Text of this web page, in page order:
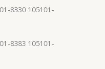
8330 105101-
8383 105101-